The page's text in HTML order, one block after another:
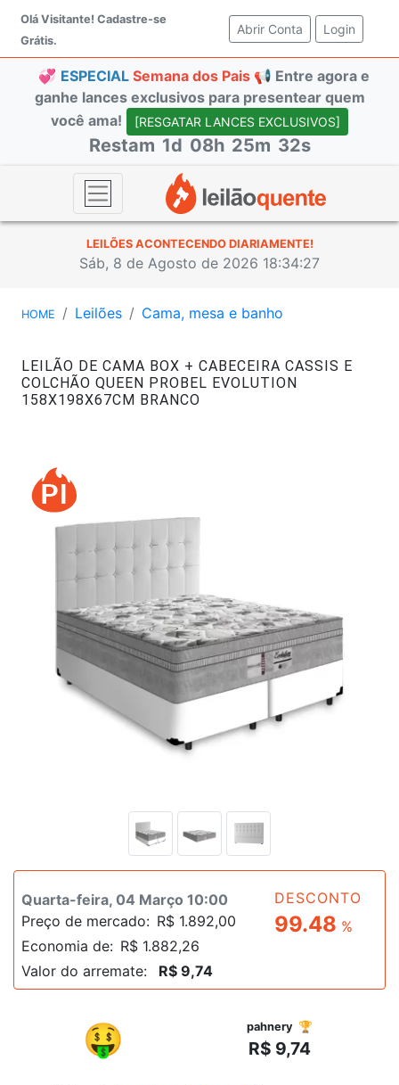
Olá Visitante! Cadastre-se
Grátis.
Abrir Conta (current)
Login
💞 ESPECIAL Semana dos Pais 📢 Entre agora e
ganhe lances exclusivos para presentear quem
você ama!
[RESGATAR LANCES EXCLUSIVOS]
Restam 1d 08h 25m 32s
LEILÕES ACONTECENDO DIARIAMENTE!
Sáb, 8 de Agosto de 2026 18:34:27
HOME Leilões Cama, mesa e banho
LEILÃO DE CAMA BOX + CABECEIRA CASSIS E
COLCHÃO QUEEN PROBEL EVOLUTION
158X198X67CM BRANCO
Quarta-feira, 04 Março 10:00
Preço de mercado: R$ 1.892,00
Economia de: R$ 1.882,26
Valor do arremate:
R$ 9,74
DESCONTO
99.48 %
🤑 pahnery 🏆
R$ 9,74